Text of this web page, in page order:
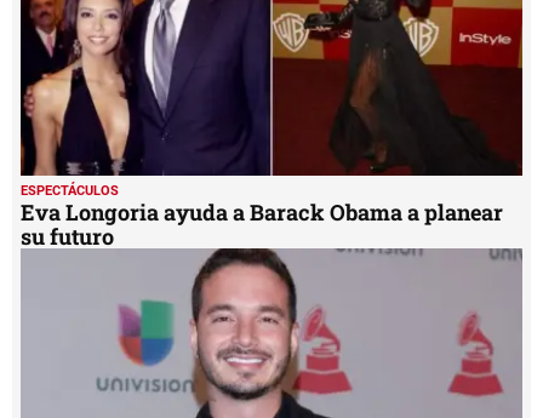
ESPECTÁCULOS
Eva Longoria ayuda a Barack Obama a planear
su futuro